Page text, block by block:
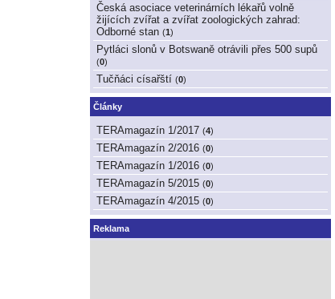
Česká asociace veterinárních lékařů volně
žijících zvířat a zvířat zoologických zahrad:
Odborné stan (1)
Pytláci slonů v Botswaně otrávili přes 500 supů
(0)
Tučňáci císařští (0)
Články
TERAmagazín 1/2017 (4)
TERAmagazín 2/2016 (0)
TERAmagazín 1/2016 (0)
TERAmagazín 5/2015 (0)
TERAmagazín 4/2015 (0)
Reklama